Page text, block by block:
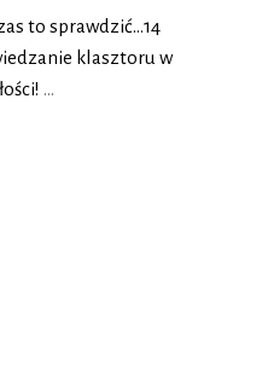
to sprawdzić…14
klasztoru w